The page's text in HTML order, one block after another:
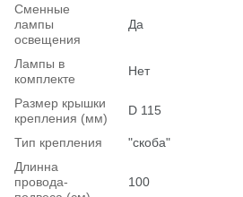
Сменные
лампы
освещения
Да
Лампы в
комплекте
Нет
Размер крышки
крепления (мм)
D 115
Тип крепления
"скоба"
Длинна
провода-
100